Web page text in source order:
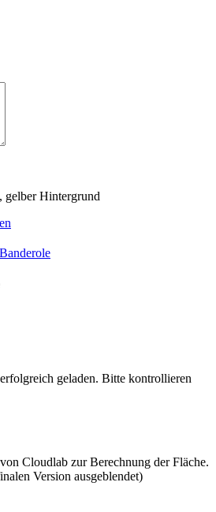
geladen. Bitte kontrollieren
Cloudlab zur Berechnung der Fläche.
Version ausgeblendet)